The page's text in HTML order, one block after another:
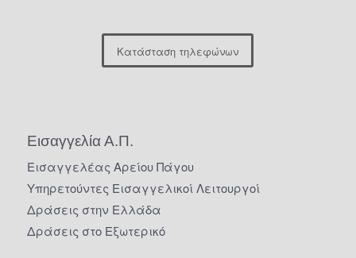
Κατάσταση τηλεφώνων
Εισαγγελία Α.Π.
Εισαγγελέας Αρείου Πάγου
Υπηρετούντες Εισαγγελικοί Λειτουργοί
Δράσεις στην Ελλάδα
Δράσεις στο Εξωτερικό